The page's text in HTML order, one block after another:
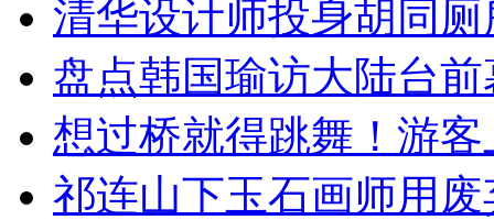
清华设计师投身胡同
盘点韩国瑜访大陆台
想过桥就得跳舞！游客
祁连山下玉石画师用